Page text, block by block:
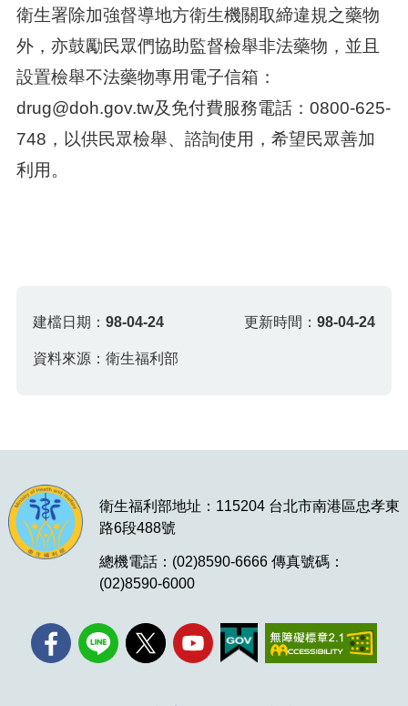
衛生署除加強督導地方衛生機關取締違規之藥物
外，亦鼓勵民眾們協助監督檢舉非法藥物，並且
設置檢舉不法藥物專用電子信箱：
drug@doh.gov.tw及免付費服務電話：0800-625-
748，以供民眾檢舉、諮詢使用，希望民眾善加
利用。
建檔日期：98-04-24 更新時間： 98-04-24
資料來源：衛生福利部
衛生福利部地址：115204 台北市南港區忠孝東
路6段488號
總機電話：(02)8590-6666 傳真號碼：
(02)8590-6000